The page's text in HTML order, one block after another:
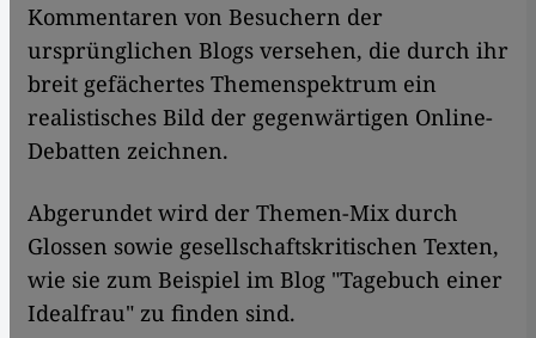
Kommentaren von Besuchern der
ursprünglichen Blogs versehen, die durch ihr
breit gefächertes Themenspektrum ein
realistisches Bild der gegenwärtigen Online-
Debatten zeichnen.
Abgerundet wird der Themen-Mix durch
Glossen sowie gesellschaftskritischen Texten,
wie sie zum Beispiel im Blog "Tagebuch einer
Idealfrau" zu finden sind.